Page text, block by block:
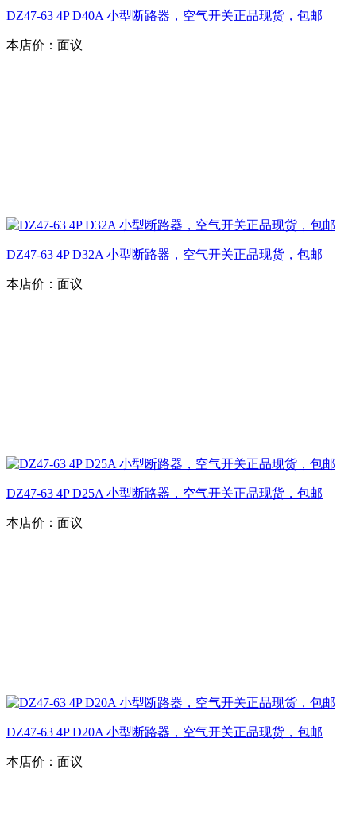
DZ47-63 4P D40A 小型断路器，空气开关正品现货，包邮
本店价： 面议
DZ47-63 4P D32A 小型断路器，空气开关正品现货，包邮
本店价： 面议
DZ47-63 4P D25A 小型断路器，空气开关正品现货，包邮
本店价： 面议
DZ47-63 4P D20A 小型断路器，空气开关正品现货，包邮
本店价： 面议